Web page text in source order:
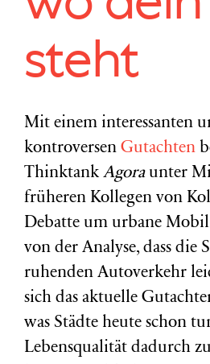
steht
Mit einem interessanten
kontroversen Gutachten
Thinktank Agoraunter
früheren Kollegen von
Debatte um urbane
von der Analyse, dass die
ruhenden Autoverkehr
sich das aktuelle
was Städte heute schon
Lebensqualität dadurch